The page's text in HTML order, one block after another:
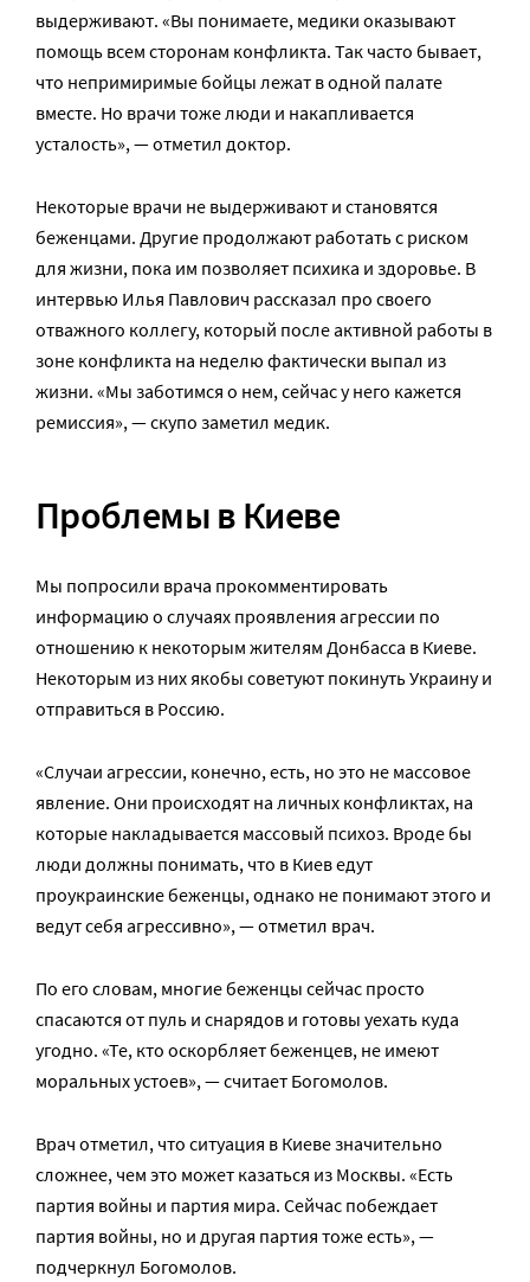
выдерживают. «Вы понимаете, медики оказывают
помощь всем сторонам конфликта. Так часто бывает,
что непримиримые бойцы лежат в одной палате
вместе. Но врачи тоже люди и накапливается
усталость», — отметил доктор.
Некоторые врачи не выдерживают и становятся
беженцами. Другие продолжают работать с риском
для жизни, пока им позволяет психика и здоровье. В
интервью Илья Павлович рассказал про своего
отважного коллегу, который после активной работы в
зоне конфликта на неделю фактически выпал из
жизни. «Мы заботимся о нем, сейчас у него кажется
ремиссия», — скупо заметил медик.
Проблемы в Киеве
Мы попросили врача прокомментировать
информацию о случаях проявления агрессии по
отношению к некоторым жителям Донбасса в Киеве.
Некоторым из них якобы советуют покинуть Украину и
отправиться в Россию.
«Случаи агрессии, конечно, есть, но это не массовое
явление. Они происходят на личных конфликтах, на
которые накладывается массовый психоз. Вроде бы
люди должны понимать, что в Киев едут
проукраинские беженцы, однако не понимают этого и
ведут себя агрессивно», — отметил врач.
По его словам, многие беженцы сейчас просто
спасаются от пуль и снарядов и готовы уехать куда
угодно. «Те, кто оскорбляет беженцев, не имеют
моральных устоев», — считает Богомолов.
Врач отметил, что ситуация в Киеве значительно
сложнее, чем это может казаться из Москвы. «Есть
партия войны и партия мира. Сейчас побеждает
партия войны, но и другая партия тоже есть», —
подчеркнул Богомолов.